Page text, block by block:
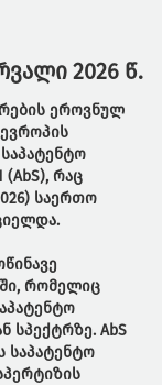
2026 წ.
ეროვნულ
(AbS), რაც
საერთო
რომელიც
სპექტრზე. AbS
საპატენტო